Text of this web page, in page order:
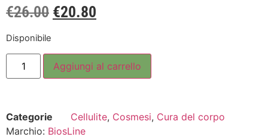
€26.00 €20.80
Disponibile
Aggiungi al carrello
Categorie Cellulite, Cosmesi, Cura del corpo
Marchio: BiosLine